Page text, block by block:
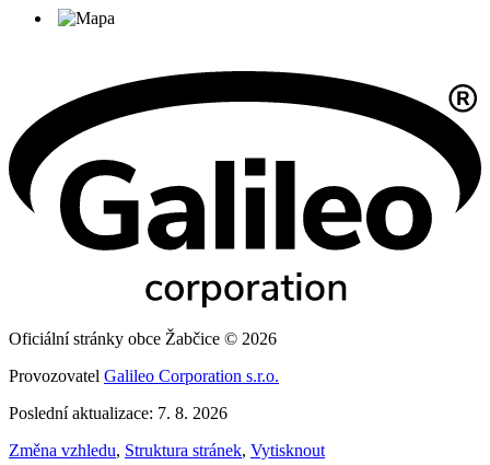
Oficiální stránky obce Žabčice © 2026
Provozovatel Galileo Corporation s.r.o.
Poslední aktualizace: 7. 8. 2026
Změna vzhledu, Struktura stránek, Vytisknout